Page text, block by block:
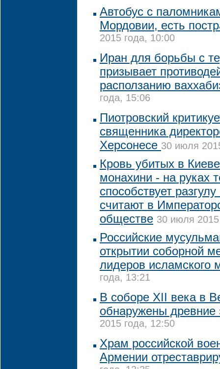
Автобус с
Мордовии, есть
2015 года, 10:00
Иран для борьбы с
призывает
расползанию
года, 15:06
Пиотровский
священника
Херсонесе 30 июля
Кровь убитых в
монахини - на руках
способствует
считают в
обществе 30 июля
Российские
открытии соборной
лидеров исламского
года, 13:21
В соборе XII века в
обнаружены древние
2015 года, 12:50
Храм российской
Армении